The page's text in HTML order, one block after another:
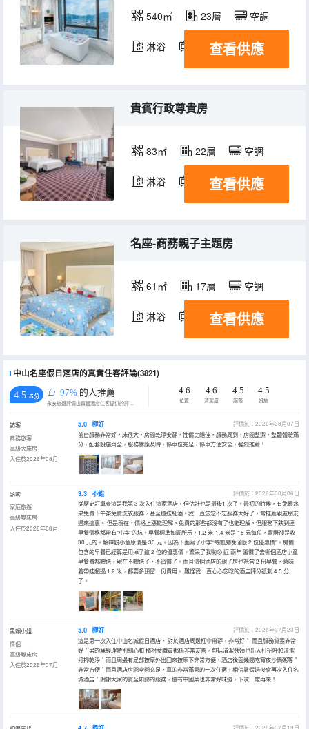
540㎡ 23層 空調
淋浴 電視機 冰箱
查看供應
貴賓行政尊貴房
83㎡ 22層 空調
淋浴 電視機 冰箱
查看供應
名座-商務親子主題房
61㎡ 17層 空調
淋浴 電視機 冰箱
查看供應
中山名座假日酒店的真實住客評論(3821)
4.5 /5分 97% 的人推薦
永安旅遊評價由真實酒店住客提供的評價。
4.6
位置
4.6
清潔度
4.5
服務
4.5
設施
訪客
商務旅客
高級大床房
入住於2026年08月
5.0 極好
評價於：2026年08月07日
前台服務非常好，床很大，房間乾淨安靜，性價比絕佳，服務周到，房間整潔，整體體驗滿
分，配套設施齊全，服務響應及時，停車位充足，停車方便安全，強烈推薦！
訪客
家庭旅遊
高級雙床房
入住於2026年08月
3.3 不錯
評價於：2026年08月06日
從歷史訂單查這是我第 3 次入住這家酒店，但估計也是最後1 次了。最初的時候，有免費水
果免費下午茶免費洗衣服務，甚至還送紅酒。我一直念念不忘服務太好了，常推薦親戚朋友
過來這裏。 但是現在，價格上漲能理解，免費的那些都沒有了也能理解，但服務下跌到連
早餐價格都帶有“小字”的坑。早餐標準如圖所示，1.2 米-1.4 米是 15 元每位，實際卻是收
30 元的。解釋説小童原價是 30 元。因為下面寫了小字“每間房晚僅限 2 位優惠價”。房價
包含的早餐已經算是用掉了這 2 位的優惠價。驚呆了我喲😲 近 兩年 習慣了去哪個酒店小童
早餐費都贈送，現在不贈送了，不習慣了。而且這個酒店的親子房也衹含 2 份早餐，意味
着帶娃超過 1.2 米，都要多預留一份費用。 難怪我一直心心念唸的酒店評分衹剩 4.5 分
了。
黑賴小姐
情侶
高級雙床房
入住於2026年07月
5.0 極好
評價於：2026年07月23日
這是第一次入住中山名城假日酒店， 對於酒店周邊枉中帶靜，非常好＇ 而且服務質素非常
好＇男的蘇經理特別細心和 櫃枱女職員都係非常友善，包括清潔姨姨也出入打招呼和清潔
打掃乾淨＇而且周邊有足部按摩外出回來按摩下非常方便，酒店後面幾間吃宵夜沙鍋粥等＇
非常方便＇而且酒店房間空間充足，真的非常滿意的一次住宿，相信暑假過後會再次入住名
城酒店＇謝謝大家的賓至如歸的服務，還有中國菜也非常好味道，下次一定再來！
評價於：2026年07月19日